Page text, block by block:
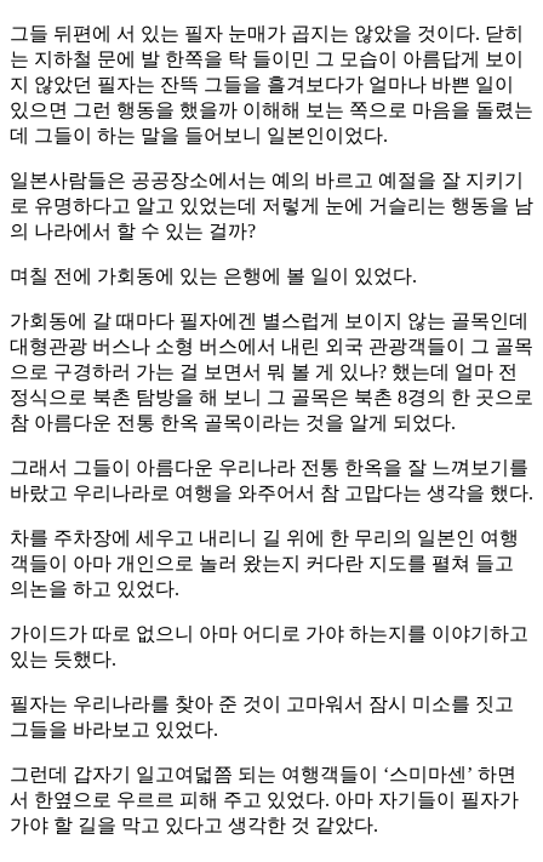
그들 뒤편에 서 있는 필자 눈매가 곱지는 않았을 것이다. 닫히
는 지하철 문에 발 한쪽을 탁 들이민 그 모습이 아름답게 보이
지 않았던 필자는 잔뜩 그들을 흘겨보다가 얼마나 바쁜 일이
있으면 그런 행동을 했을까 이해해 보는 쪽으로 마음을 돌렸는
데 그들이 하는 말을 들어보니 일본인이었다.
일본사람들은 공공장소에서는 예의 바르고 예절을 잘 지키기
로 유명하다고 알고 있었는데 저렇게 눈에 거슬리는 행동을 남
의 나라에서 할 수 있는 걸까?
며칠 전에 가회동에 있는 은행에 볼 일이 있었다.
가회동에 갈 때마다 필자에겐 별스럽게 보이지 않는 골목인데
대형관광 버스나 소형 버스에서 내린 외국 관광객들이 그 골목
으로 구경하러 가는 걸 보면서 뭐 볼 게 있나? 했는데 얼마 전
정식으로 북촌 탐방을 해 보니 그 골목은 북촌 8경의 한 곳으로
참 아름다운 전통 한옥 골목이라는 것을 알게 되었다.
그래서 그들이 아름다운 우리나라 전통 한옥을 잘 느껴보기를
바랐고 우리나라로 여행을 와주어서 참 고맙다는 생각을 했다.
차를 주차장에 세우고 내리니 길 위에 한 무리의 일본인 여행
객들이 아마 개인으로 놀러 왔는지 커다란 지도를 펼쳐 들고
의논을 하고 있었다.
가이드가 따로 없으니 아마 어디로 가야 하는지를 이야기하고
있는 듯했다.
필자는 우리나라를 찾아 준 것이 고마워서 잠시 미소를 짓고
그들을 바라보고 있었다.
그런데 갑자기 일고여덟쯤 되는 여행객들이 ‘스미마센’ 하면
서 한옆으로 우르르 피해 주고 있었다. 아마 자기들이 필자가
가야 할 길을 막고 있다고 생각한 것 같았다.